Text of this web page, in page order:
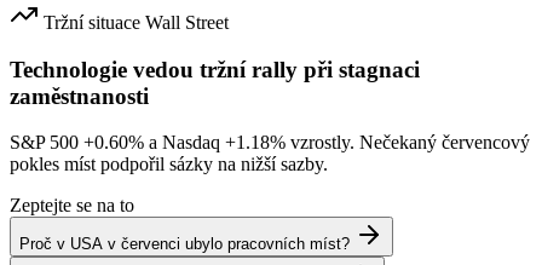
Tržní situace Wall Street
Technologie vedou tržní rally při stagnaci
zaměstnanosti
S&P 500 +0.60% a Nasdaq +1.18% vzrostly. Nečekaný červencový
pokles míst podpořil sázky na nižší sazby.
Zeptejte se na to
Proč v USA v červenci ubylo pracovních míst?